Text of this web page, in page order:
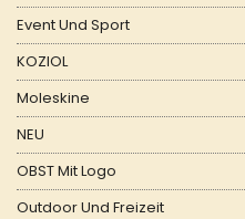
Event Und Sport
KOZIOL
Moleskine
NEU
OBST Mit Logo
Outdoor Und Freizeit